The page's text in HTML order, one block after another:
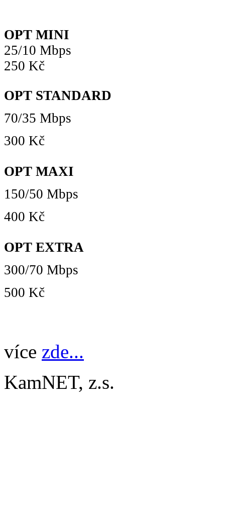
OPT MINI
25/10 Mbps
250 Kč
OPT STANDARD
70/35 Mbps
300 Kč
OPT MAXI
150/50 Mbps
400 Kč
OPT EXTRA
300/70 Mbps
500 Kč
více zde...
KamNET, z.s.